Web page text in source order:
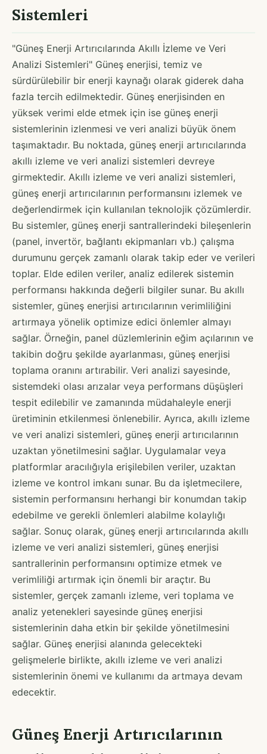
Sistemleri
"Güneş Enerji Artırıcılarında Akıllı İzleme ve Veri
Analizi Sistemleri" Güneş enerjisi, temiz ve
sürdürülebilir bir enerji kaynağı olarak giderek daha
fazla tercih edilmektedir. Güneş enerjisinden en
yüksek verimi elde etmek için ise güneş enerji
sistemlerinin izlenmesi ve veri analizi büyük önem
taşımaktadır. Bu noktada, güneş enerji artırıcılarında
akıllı izleme ve veri analizi sistemleri devreye
girmektedir. Akıllı izleme ve veri analizi sistemleri,
güneş enerji artırıcılarının performansını izlemek ve
değerlendirmek için kullanılan teknolojik çözümlerdir.
Bu sistemler, güneş enerji santrallerindeki bileşenlerin
(panel, invertör, bağlantı ekipmanları vb.) çalışma
durumunu gerçek zamanlı olarak takip eder ve verileri
toplar. Elde edilen veriler, analiz edilerek sistemin
performansı hakkında değerli bilgiler sunar. Bu akıllı
sistemler, güneş enerjisi artırıcılarının verimliliğini
artırmaya yönelik optimize edici önlemler almayı
sağlar. Örneğin, panel düzlemlerinin eğim açılarının ve
takibin doğru şekilde ayarlanması, güneş enerjisi
toplama oranını artırabilir. Veri analizi sayesinde,
sistemdeki olası arızalar veya performans düşüşleri
tespit edilebilir ve zamanında müdahaleyle enerji
üretiminin etkilenmesi önlenebilir. Ayrıca, akıllı izleme
ve veri analizi sistemleri, güneş enerji artırıcılarının
uzaktan yönetilmesini sağlar. Uygulamalar veya
platformlar aracılığıyla erişilebilen veriler, uzaktan
izleme ve kontrol imkanı sunar. Bu da işletmecilere,
sistemin performansını herhangi bir konumdan takip
edebilme ve gerekli önlemleri alabilme kolaylığı
sağlar. Sonuç olarak, güneş enerji artırıcılarında akıllı
izleme ve veri analizi sistemleri, güneş enerjisi
santrallerinin performansını optimize etmek ve
verimliliği artırmak için önemli bir araçtır. Bu
sistemler, gerçek zamanlı izleme, veri toplama ve
analiz yetenekleri sayesinde güneş enerjisi
sistemlerinin daha etkin bir şekilde yönetilmesini
sağlar. Güneş enerjisi alanında gelecekteki
gelişmelerle birlikte, akıllı izleme ve veri analizi
sistemlerinin önemi ve kullanımı da artmaya devam
edecektir.
Güneş Enerji Artırıcılarının